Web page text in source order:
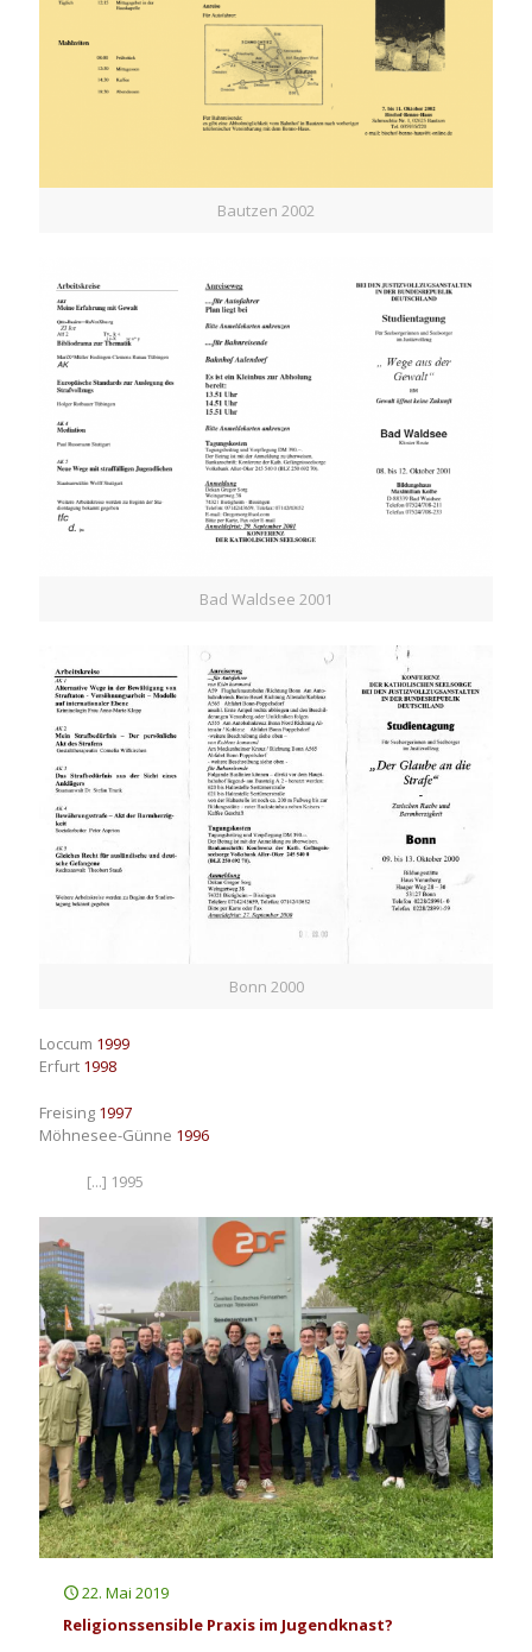
Bautzen 2002
Bad Waldsee 2001
Bonn 2000
Loccum 1999
Erfurt 1998
Freising 1997
Möhnesee-Günne 1996
[...] 1995
22. Mai 2019
Religionssensible Praxis im Jugendknast?